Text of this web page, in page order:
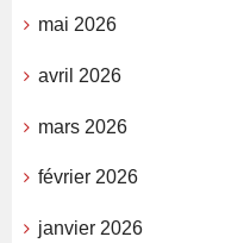
mai 2026
avril 2026
mars 2026
février 2026
janvier 2026